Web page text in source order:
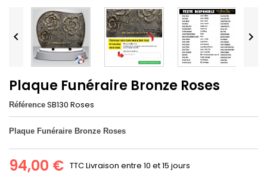
 
Plaque Funéraire Bronze Roses
Référence SB130 Roses
Plaque Funéraire Bronze Roses
94,00 € TTCLivraison entre 10 et 15 jours